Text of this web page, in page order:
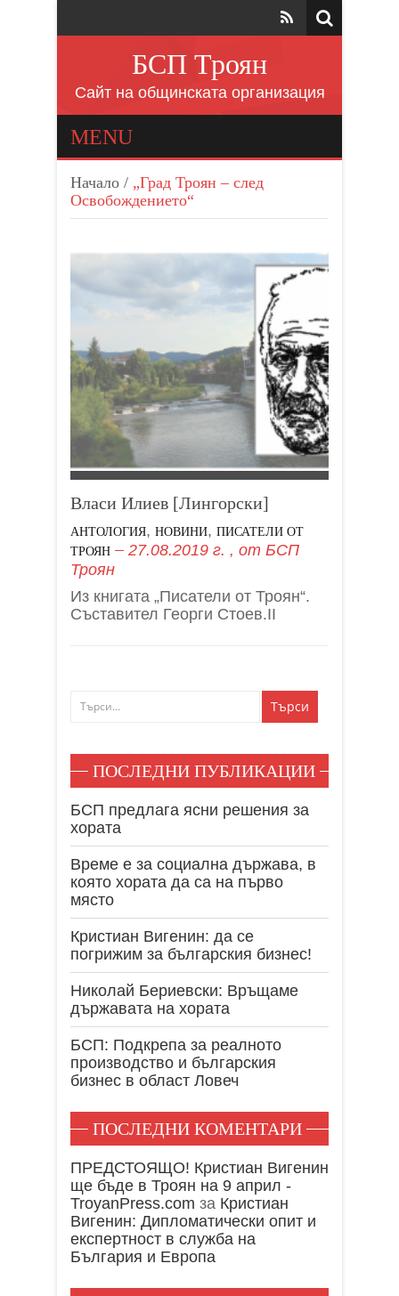
БСП Троян
Сайт на общинската организация
MENU
Начало / „Град Троян – след
Освобождението“
Власи Илиев [Лингорски]
АНТОЛОГИЯ, НОВИНИ, ПИСАТЕЛИ ОТ
ТРОЯН
27.08.2019 г. , от БСП
Троян
Из книгата „Писатели от Троян“.
Съставител Георги Стоев.II
ПОСЛЕДНИ ПУБЛИКАЦИИ
БСП предлага ясни решения за
хората
Време е за социална държава, в
която хората да са на първо
място
Кристиан Вигенин: да се
погрижим за българския бизнес!
Николай Бериевски: Връщаме
държавата на хората
БСП: Подкрепа за реалното
производство и българския
бизнес в област Ловеч
ПОСЛЕДНИ КОМЕНТАРИ
ПРЕДСТОЯЩО! Кристиан Вигенин
ще бъде в Троян на 9 април -
TroyanPress.com за Кристиан
Вигенин: Дипломатически опит и
експертност в служба на
България и Европа